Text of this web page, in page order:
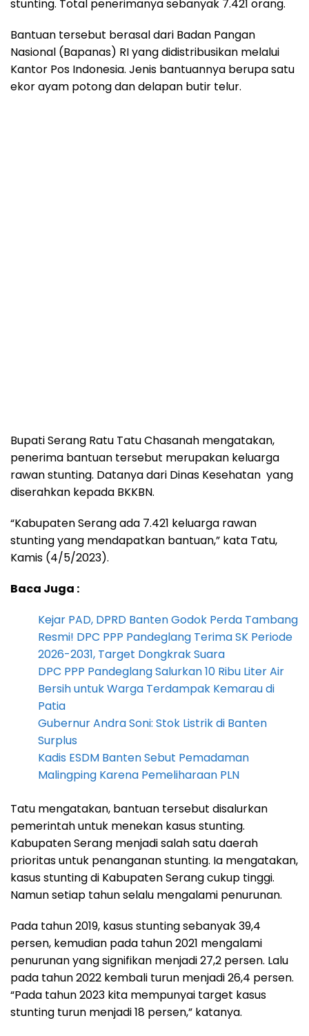
stunting. Total penerimanya sebanyak 7.421 orang.
Bantuan tersebut berasal dari Badan Pangan
Nasional (Bapanas) RI yang didistribusikan melalui
Kantor Pos Indonesia. Jenis bantuannya berupa satu
ekor ayam potong dan delapan butir telur.
Bupati Serang Ratu Tatu Chasanah mengatakan,
penerima bantuan tersebut merupakan keluarga
rawan stunting. Datanya dari Dinas Kesehatan yang
diserahkan kepada BKKBN.
“Kabupaten Serang ada 7.421 keluarga rawan
stunting yang mendapatkan bantuan,” kata Tatu,
Kamis (4/5/2023).
Baca Juga :
Kejar PAD, DPRD Banten Godok Perda Tambang
Resmi! DPC PPP Pandeglang Terima SK Periode
2026-2031, Target Dongkrak Suara
DPC PPP Pandeglang Salurkan 10 Ribu Liter Air
Bersih untuk Warga Terdampak Kemarau di
Patia
Gubernur Andra Soni: Stok Listrik di Banten
Surplus
Kadis ESDM Banten Sebut Pemadaman
Malingping Karena Pemeliharaan PLN
Tatu mengatakan, bantuan tersebut disalurkan
pemerintah untuk menekan kasus stunting.
Kabupaten Serang menjadi salah satu daerah
prioritas untuk penanganan stunting. Ia mengatakan,
kasus stunting di Kabupaten Serang cukup tinggi.
Namun setiap tahun selalu mengalami penurunan.
Pada tahun 2019, kasus stunting sebanyak 39,4
persen, kemudian pada tahun 2021 mengalami
penurunan yang signifikan menjadi 27,2 persen. Lalu
pada tahun 2022 kembali turun menjadi 26,4 persen.
“Pada tahun 2023 kita mempunyai target kasus
stunting turun menjadi 18 persen,” katanya.